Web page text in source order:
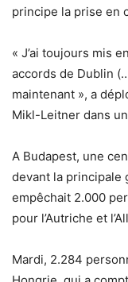
principe la prise en
« J’ai toujours mis
accords de Dublin
maintenant », a
Mikl-Leitner dans
A Budapest, une
devant la principale
empêchait 2.000
pour l’Autriche et
Mardi, 2.284